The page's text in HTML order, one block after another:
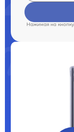
Нажимая на